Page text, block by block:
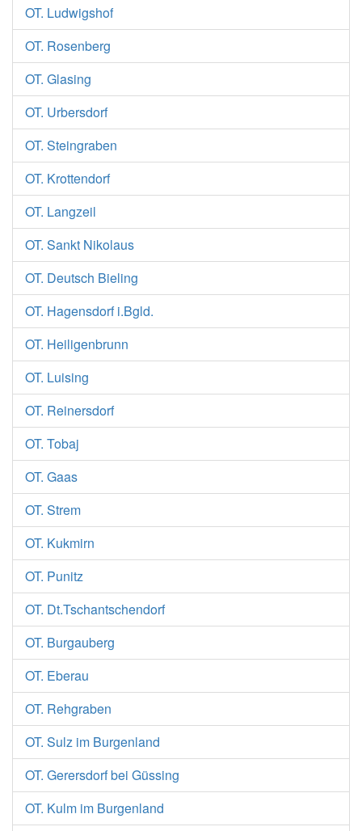
OT. Ludwigshof
OT. Rosenberg
OT. Glasing
OT. Urbersdorf
OT. Steingraben
OT. Krottendorf
OT. Langzeil
OT. Sankt Nikolaus
OT. Deutsch Bieling
OT. Hagensdorf i.Bgld.
OT. Heiligenbrunn
OT. Luising
OT. Reinersdorf
OT. Tobaj
OT. Gaas
OT. Strem
OT. Kukmirn
OT. Punitz
OT. Dt.Tschantschendorf
OT. Burgauberg
OT. Eberau
OT. Rehgraben
OT. Sulz im Burgenland
OT. Gerersdorf bei Güssing
OT. Kulm im Burgenland